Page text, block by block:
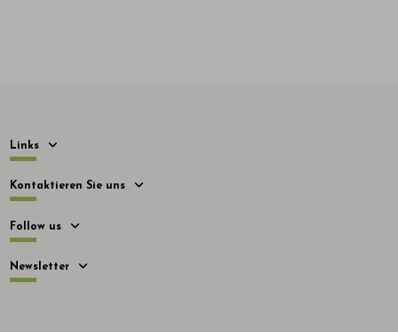
Links
Kontaktieren Sie uns
Follow us
Newsletter